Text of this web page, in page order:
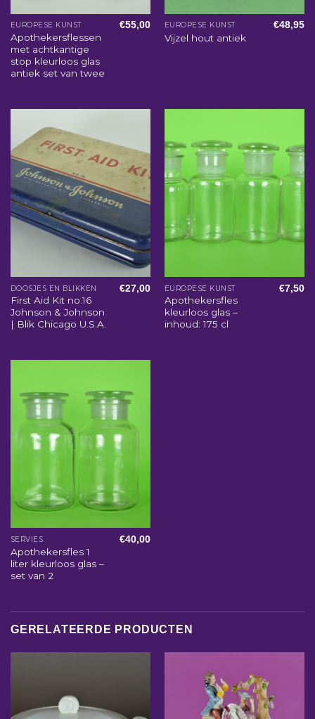
EUROPESE KUNST
Apothekersflessen
met achtkantige
stop kleurloos glas
antiek set van twee
€55,00 EUROPESE KUNST
Vijzel hout antiek
€48,95
DOOSJES EN BLIKKEN
First Aid Kit no.16
Johnson & Johnson
| Blik Chicago U.S.A.
€27,00 EUROPESE KUNST
Apothekersfles
kleurloos glas –
inhoud: 175 cl
€7,50
SERVIES
Apothekersfles 1
liter kleurloos glas –
set van 2
€40,00
GERELATEERDE PRODUCTEN